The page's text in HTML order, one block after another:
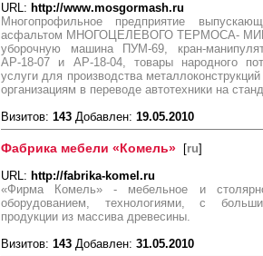
URL: http://www.mosgormash.ru
Многопрофильное предприятие
асфальтом МНОГОЦЕЛЕВОГО ТЕРМОСА-
уборочную машина ПУМ-69, кран-
АР-18-07 и АР-18-04, товары народного
услуги для производства
организациям в переводе автотехники на
Визитов: 143 Добавлен: 19.05.2010
Фабрика мебели «Комель» [ru]
URL: http://fabrika-komel.ru
«Фирма Комель» - мебельное и
оборудованием, технологиями, с
продукции из массива древесины.
Визитов: 143 Добавлен: 31.05.2010